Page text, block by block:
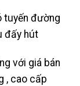
tuyến đường
đấy hút
với giá bán
, cao cấp